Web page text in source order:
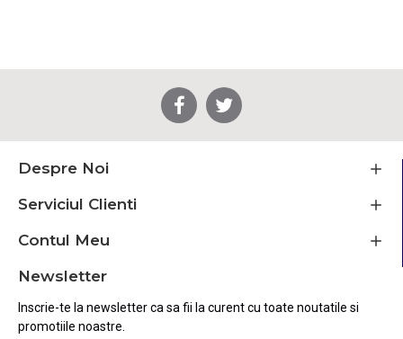
Despre Noi
Serviciul Clienti
Contul Meu
Newsletter
Inscrie-te la newsletter ca sa fii la curent cu toate noutatile si
promotiile noastre.